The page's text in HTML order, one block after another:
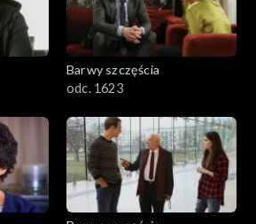
Barwy szczęścia
odc. 1623